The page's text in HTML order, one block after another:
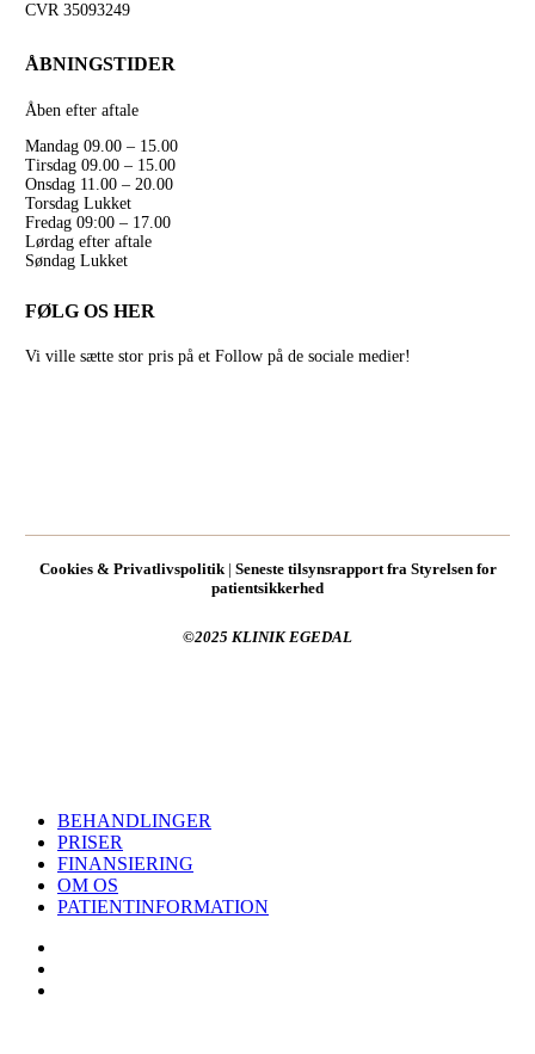
CVR 35093249
ÅBNINGSTIDER
Åben efter aftale
Mandag 09.00 – 15.00
Tirsdag 09.00 – 15.00
Onsdag 11.00 – 20.00
Torsdag Lukket
Fredag 09:00 – 17.00
Lørdag efter aftale
Søndag Lukket
FØLG OS HER
Vi ville sætte stor pris på et Follow på de sociale medier!
Cookies & Privatlivspolitik| Seneste tilsynsrapport fra Styrelsen for
patientsikkerhed
©2025 KLINIK EGEDAL
Close
Menu
BEHANDLINGER
PRISER
FINANSIERING
OM OS
PATIENTINFORMATION